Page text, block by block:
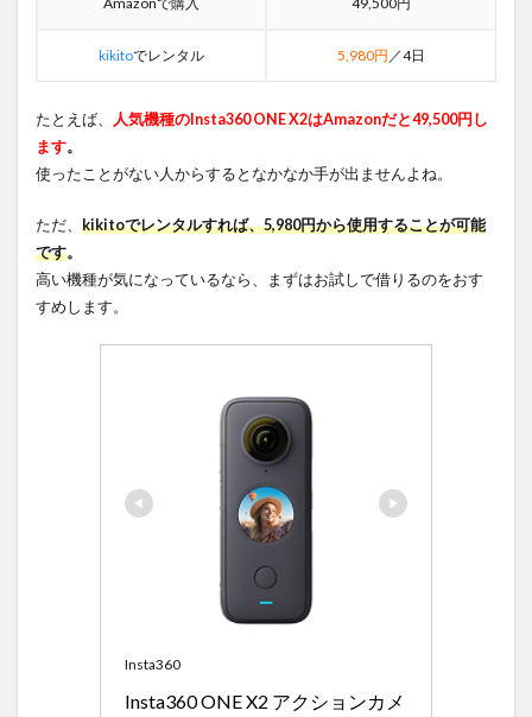
kikitoでレンタル 5,980円 ／4日
たとえば、
人気機種のInsta360 ONE X2はAmazonだと49,500円し
ます。
使ったことがない人からするとなかなか手が出ませんよね。
ただ、 kikitoでレンタルすれば、5,980円から使用することが可能
です。
高い機種が気になっているなら、まずはお試しで借りるのをおす
すめします。
Insta360
Insta360 ONE X2 アクションカメ